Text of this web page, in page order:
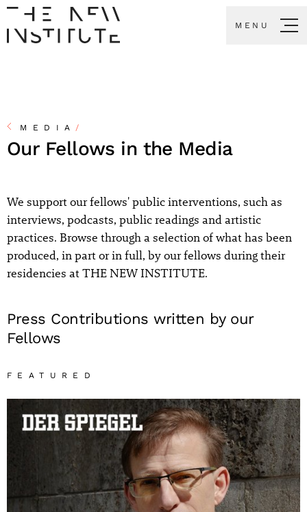
MENU
MEDIA /
Our Fellows in the Media
We support our fellows' public interventions, such as
interviews, podcasts, public readings and artistic
practices. Browse through a selection of what has been
produced, in part or in full, by our fellows during their
residencies at THE NEW INSTITUTE.
Press Contributions written by our
Fellows
FEATURED